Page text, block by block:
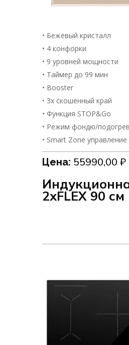
• Бежевый кристалл
• 4 конфорки
• 9 уровней мощности
• Таймер до 99 мин
• Booster
• 3х скошенный край
• Функция STOP&Go
• Режим фондю/
• Smart Zone
Цена: 55990,00 ₽
2xFLEX 90 см